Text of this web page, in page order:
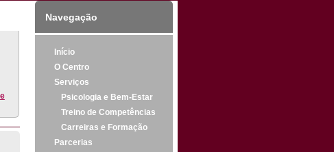
Navegação
Início
O Centro
Serviços
Psicologia e Bem-Estar
Treino de Competências
Carreiras e Formação
Parcerias